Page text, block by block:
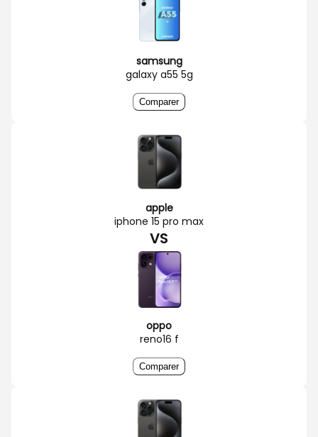
samsung
galaxy a55 5g
Comparer
apple
iphone 15 pro max
VS
oppo
reno16 f
Comparer